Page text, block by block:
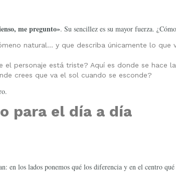
me pregunto». Su sencillez es su mayor fuerza.
natural… y que describa únicamente lo que
personaje está triste? Aquí es donde se hace
crees que va el sol cuando se esconde?
para el día a día
en los lados ponemos qué los diferencia y en el centro